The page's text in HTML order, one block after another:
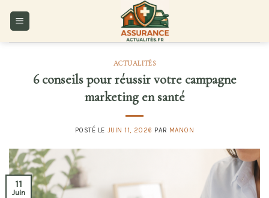
ACTUALITÉS
6 conseils pour réussir votre campagne
marketing en santé
POSTÉ LE JUIN 11, 2026 PAR MANON
11
Juin